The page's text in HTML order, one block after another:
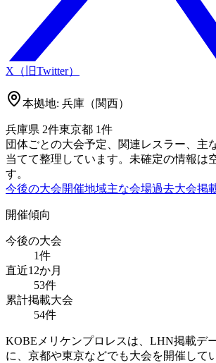
X（旧Twitter）
本拠地: 兵庫（関西）
兵庫県 2件東京都 1件
団体ごとの大会予定、関連レスラー、主
当てて整理しています。未確定の情報は
す。
今後の大会開催地域主な会場過去大会掲
開催傾向
今後の大会
1件
直近12か月
53件
累計掲載大会
54件
KOBEメリケンプロレスは、LHN掲載デ
に、京都や東京などでも大会を開催して